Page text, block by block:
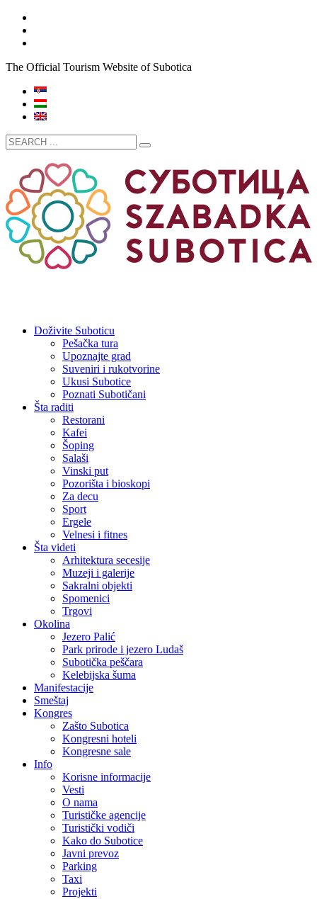
The Official Tourism Website of Subotica
Doživite Suboticu
Pešačka tura
Upoznajte grad
Suveniri i rukotvorine
Ukusi Subotice
Poznati Subotičani
Šta raditi
Restorani
Kafei
Šoping
Salaši
Vinski put
Pozorišta i bioskopi
Za decu
Sport
Ergele
Velnesi i fitnes
Šta videti
Arhitektura secesije
Muzeji i galerije
Sakralni objekti
Spomenici
Trgovi
Okolina
Jezero Palić
Park prirode i jezero Ludaš
Subotička peščara
Kelebijska šuma
Manifestacije
Smeštaj
Kongres
Zašto Subotica
Kongresni hoteli
Kongresne sale
Info
Korisne informacije
Vesti
O nama
Turističke agencije
Turistički vodiči
Kako do Subotice
Javni prevoz
Parking
Taxi
Projekti